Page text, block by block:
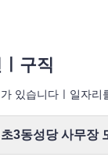
구직
있습니다ㅣ일자리
3동성당 사무장